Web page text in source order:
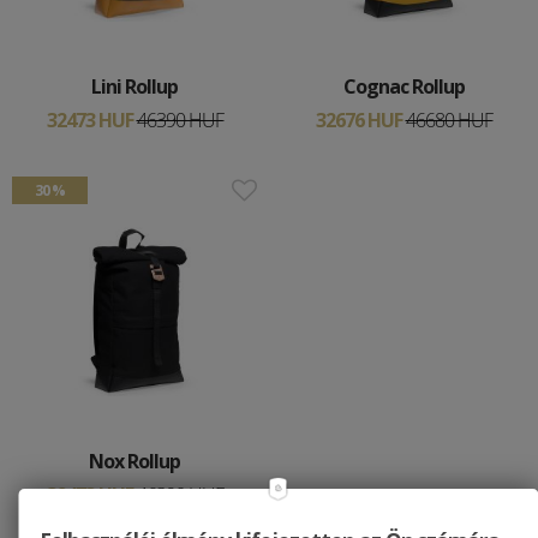
Lini Rollup
32473 HUF46390 HUF
Cognac Rollup
32676 HUF46680 HUF
30 %
Nox Rollup
32473 HUF46390 HUF